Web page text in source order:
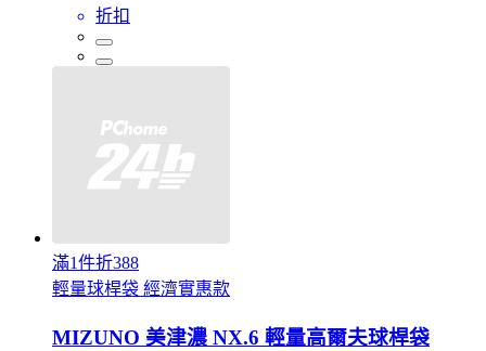
折扣
滿1件折388
輕量球桿袋 經濟實惠款
MIZUNO 美津濃 NX.6 輕量高爾夫球桿袋